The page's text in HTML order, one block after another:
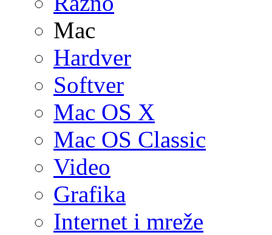
Mac
Hardver
Softver
Mac OS X
Mac OS Classic
Video
Grafika
Internet i mreže